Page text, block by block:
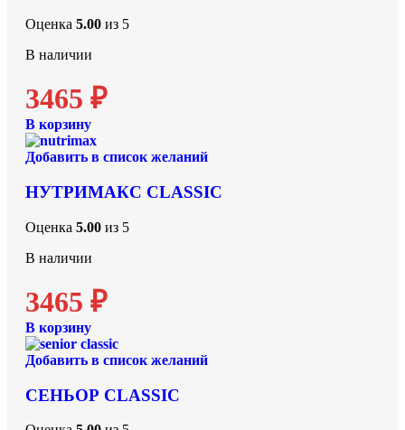
Оценка 5.00 из 5
В наличии
3465 ₽
В корзину
Добавить в список желаний
НУТРИМАКС CLASSIC
Оценка 5.00 из 5
В наличии
3465 ₽
В корзину
Добавить в список желаний
СЕНЬОР CLASSIC